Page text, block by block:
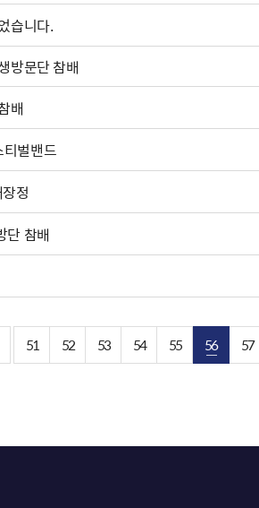
습니다.
방문단 참배
배
벌밴드
정
단 참배
51 52 53 54 55 56 57